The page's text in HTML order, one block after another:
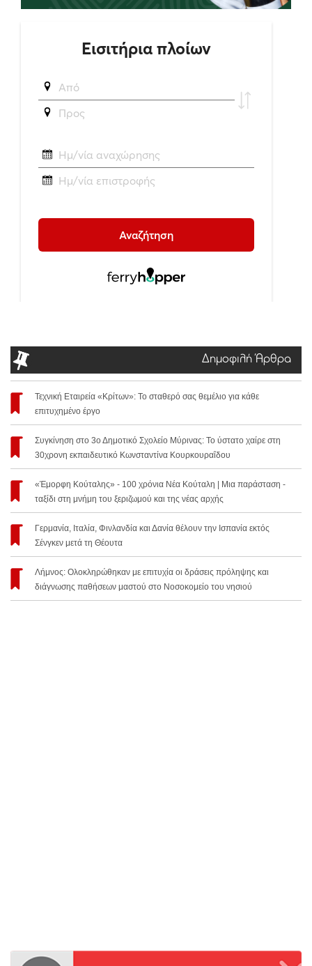
Δημοφιλή Άρθρα
Τεχνική Εταιρεία «Κρίτων»: Το σταθερό σας θεμέλιο για κάθε
επιτυχημένο έργο
Συγκίνηση στο 3ο Δημοτικό Σχολείο Μύρινας: Το ύστατο χαίρε στη
30χρονη εκπαιδευτικό Κωνσταντίνα Κουρκουραΐδου
«Έμορφη Κούταλης» - 100 χρόνια Νέα Κούταλη | Μια παράσταση -
ταξίδι στη μνήμη του ξεριζωμού και της νέας αρχής
Γερμανία, Ιταλία, Φινλανδία και Δανία θέλουν την Ισπανία εκτός
Σένγκεν μετά τη Θέουτα
Λήμνος: Ολοκληρώθηκαν με επιτυχία οι δράσεις πρόληψης και
διάγνωσης παθήσεων μαστού στο Νοσοκομείο του νησιού